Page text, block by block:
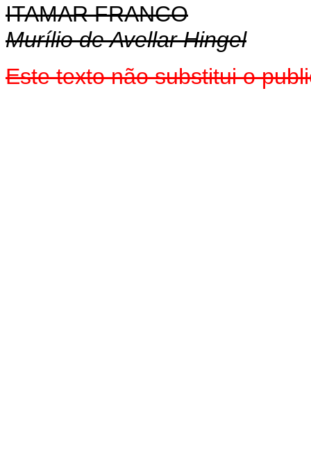
ITAMAR FRANCO
Murílio de Avellar Hingel
Este texto não substitui o